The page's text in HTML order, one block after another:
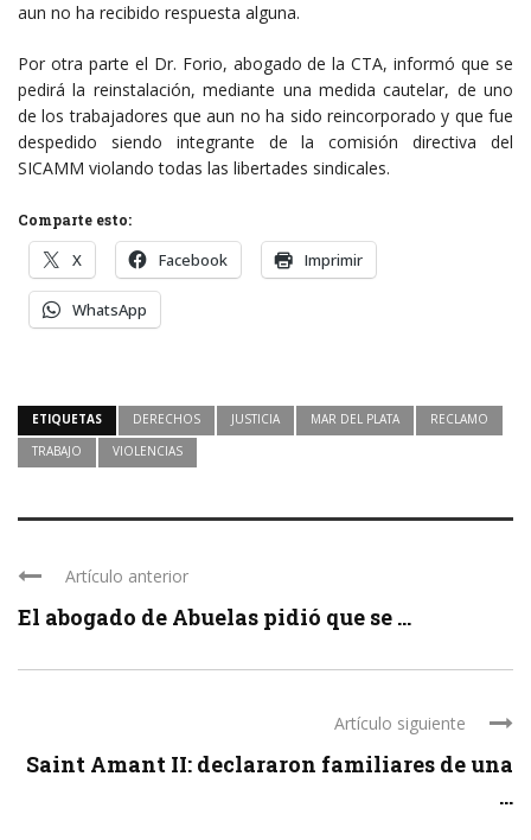
aun no ha recibido respuesta alguna.
Por otra parte el Dr. Forio, abogado de la CTA, informó que se
pedirá la reinstalación, mediante una medida cautelar, de uno
de los trabajadores que aun no ha sido reincorporado y que fue
despedido siendo integrante de la comisión directiva del
SICAMM violando todas las libertades sindicales.
Comparte esto:
X Facebook Imprimir
WhatsApp
ETIQUETAS DERECHOS JUSTICIA MAR DEL PLATA
RECLAMO
TRABAJO
VIOLENCIAS
Artículo anterior
El abogado de Abuelas pidió que se ...
Artículo siguiente
Saint Amant II: declararon familiares de una
...